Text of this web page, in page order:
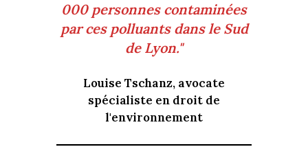
000 personnes contaminées
par ces polluants dans le Sud
de Lyon."
Louise Tschanz, avocate
spécialiste en droit de
l'environnement